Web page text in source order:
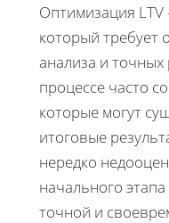
Оптимизация
который требует
анализа и
процессе часто
которые могут
итоговые
нередко
начального
точной и